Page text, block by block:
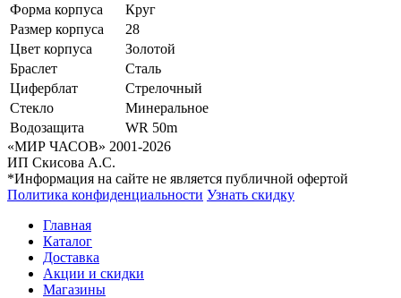
Форма корпуса
Круг
Размер корпуса
28
Цвет корпуса
Золотой
Браслет
Сталь
Циферблат
Стрелочный
Стекло
Минеральное
Водозащита
WR 50m
«МИР ЧАСОВ» 2001-2026
ИП Скисова А.С.
*Информация на сайте не является публичной офертой
Политика конфиденциальности Узнать скидку
Главная
Каталог
Доставка
Акции и скидки
Магазины